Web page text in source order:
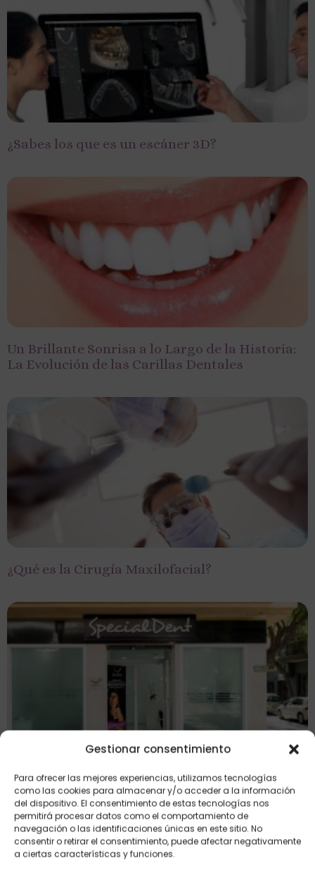
Gestionar consentimiento
Para ofrecer las mejores experiencias, utilizamos tecnologías
como las cookies para almacenar y/o acceder a la información
del dispositivo. El consentimiento de estas tecnologías nos
permitirá procesar datos como el comportamiento de
navegación o las identificaciones únicas en este sitio. No
consentir o retirar el consentimiento, puede afectar negativamente
a ciertas características y funciones.
¿Sabes los que es un escáner 3D?
Un Brillante Sonrisa a lo Largo de la Historia:
La Evolución de las Carillas Dentales
¿Qué es la Cirugía Maxilofacial?
Las 10 claves para la Excelencia en Nuestra
Clínica Dental en Marbella: Especializada en
Diseño de Sonrisas, Implantes, Estética Dental
y Carillas Dentales.